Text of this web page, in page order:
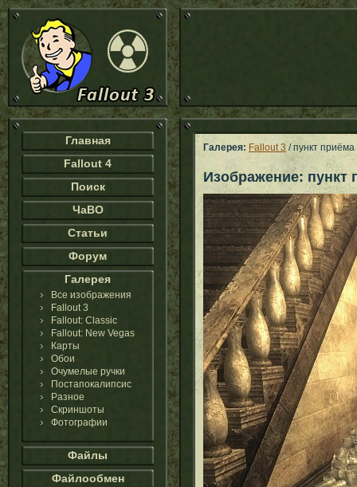
Главная
Fallout 4
Поиск
ЧаВО
Статьи
Форум
Галерея
Все изображения
Fallout 3
Fallout: Classic
Fallout: New Vegas
Карты
Обои
Очумелые ручки
Постапокалипсис
Разное
Скриншоты
Фотографии
Файлы
Файлообмен
Галерея: Fallout 3 / пункт
Изображение: пункт